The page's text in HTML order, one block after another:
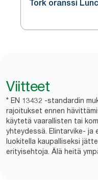
Tork oranssi
Viitteet
* EN 13432 -standardin
rajoitukset ennen
käytetä vaarallisten tai
yhteydessä. Elintarvike-
luokitella kaupalliseksi
erityisehtoja. Älä heitä